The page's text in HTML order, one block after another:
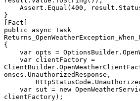
}
[Fact]
public async Task
{
onses.UnauthorizedResponse,
clientFactory);